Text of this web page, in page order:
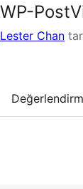
WP-
Lester Chan